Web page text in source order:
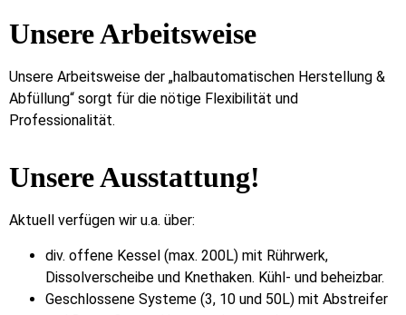
Unsere Arbeitsweise
Unsere Arbeitsweise der „halbautomatischen Herstellung &
Abfüllung“ sorgt für die nötige Flexibilität und
Professionalität.
Unsere Ausstattung!
Aktuell verfügen wir u.a. über:
div. offene Kessel (max. 200L) mit Rührwerk,
Dissolverscheibe und Knethaken. Kühl- und beheizbar.
Geschlossene Systeme (3, 10 und 50L) mit Abstreifer